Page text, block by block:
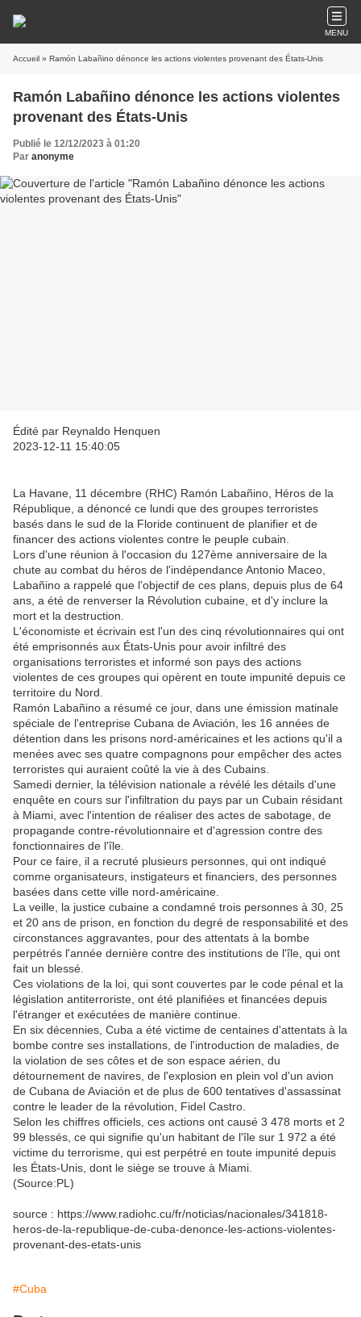
MENU
Accueil » Ramón Labañino dénonce les actions violentes provenant des États-Unis
Ramón Labañino dénonce les actions violentes
provenant des États-Unis
Publié le 12/12/2023 à 01:20
Par anonyme
Édité par Reynaldo Henquen
2023-12-11 15:40:05
La Havane, 11 décembre (RHC) Ramón Labañino, Héros de la
République, a dénoncé ce lundi que des groupes terroristes
basés dans le sud de la Floride continuent de planifier et de
financer des actions violentes contre le peuple cubain.
Lors d'une réunion à l'occasion du 127ème anniversaire de la
chute au combat du héros de l'indépendance Antonio Maceo,
Labañino a rappelé que l'objectif de ces plans, depuis plus de 64
ans, a été de renverser la Révolution cubaine, et d'y inclure la
mort et la destruction.
L'économiste et écrivain est l'un des cinq révolutionnaires qui ont
été emprisonnés aux États-Unis pour avoir infiltré des
organisations terroristes et informé son pays des actions
violentes de ces groupes qui opèrent en toute impunité depuis ce
territoire du Nord.
Ramón Labañino a résumé ce jour, dans une émission matinale
spéciale de l'entreprise Cubana de Aviación, les 16 années de
détention dans les prisons nord-américaines et les actions qu'il a
menées avec ses quatre compagnons pour empêcher des actes
terroristes qui auraient coûté la vie à des Cubains.
Samedi dernier, la télévision nationale a révélé les détails d'une
enquête en cours sur l'infiltration du pays par un Cubain résidant
à Miami, avec l'intention de réaliser des actes de sabotage, de
propagande contre-révolutionnaire et d'agression contre des
fonctionnaires de l'île.
Pour ce faire, il a recruté plusieurs personnes, qui ont indiqué
comme organisateurs, instigateurs et financiers, des personnes
basées dans cette ville nord-américaine.
La veille, la justice cubaine a condamné trois personnes à 30, 25
et 20 ans de prison, en fonction du degré de responsabilité et des
circonstances aggravantes, pour des attentats à la bombe
perpétrés l'année dernière contre des institutions de l'île, qui ont
fait un blessé.
Ces violations de la loi, qui sont couvertes par le code pénal et la
législation antiterroriste, ont été planifiées et financées depuis
l'étranger et exécutées de manière continue.
En six décennies, Cuba a été victime de centaines d'attentats à la
bombe contre ses installations, de l'introduction de maladies, de
la violation de ses côtes et de son espace aérien, du
détournement de navires, de l'explosion en plein vol d'un avion
de Cubana de Aviación et de plus de 600 tentatives d'assassinat
contre le leader de la révolution, Fidel Castro.
Selon les chiffres officiels, ces actions ont causé 3 478 morts et 2
99 blessés, ce qui signifie qu'un habitant de l'île sur 1 972 a été
victime du terrorisme, qui est perpétré en toute impunité depuis
les États-Unis, dont le siège se trouve à Miami.
(Source:PL)
source : https://www.radiohc.cu/fr/noticias/nacionales/341818-
heros-de-la-republique-de-cuba-denonce-les-actions-violentes-
provenant-des-etats-unis
#Cuba